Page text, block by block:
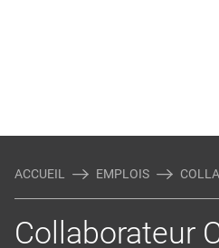
ACCUEIL EMPLOIS
Collaborateur